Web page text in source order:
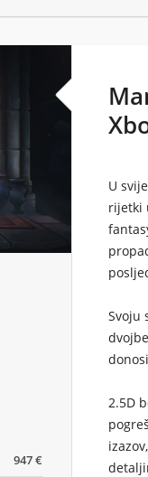
U
rijetki
Svoju
2.5D
947 €